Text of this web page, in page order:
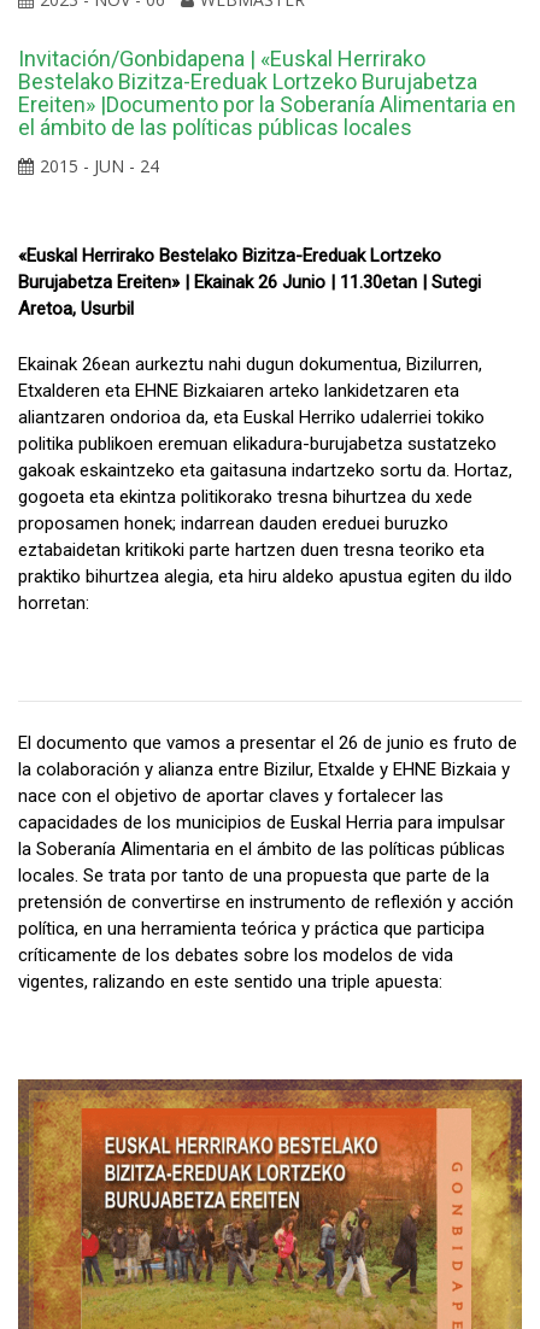
Invitación/Gonbidapena | «Euskal Herrirako
Bestelako Bizitza-Ereduak Lortzeko Burujabetza
Ereiten» |Documento por la Soberanía Alimentaria en
el ámbito de las políticas públicas locales
2015 - JUN - 24
«Euskal Herrirako Bestelako Bizitza-Ereduak Lortzeko
Burujabetza Ereiten» | Ekainak 26 Junio | 11.30etan | Sutegi
Aretoa, Usurbil
Ekainak 26ean aurkeztu nahi dugun dokumentua, Bizilurren,
Etxalderen eta EHNE Bizkaiaren arteko lankidetzaren eta
aliantzaren ondorioa da, eta Euskal Herriko udalerriei tokiko
politika publikoen eremuan elikadura-burujabetza sustatzeko
gakoak eskaintzeko eta gaitasuna indartzeko sortu da. Hortaz,
gogoeta eta ekintza politikorako tresna bihurtzea du xede
proposamen honek; indarrean dauden ereduei buruzko
eztabaidetan kritikoki parte hartzen duen tresna teoriko eta
praktiko bihurtzea alegia, eta hiru aldeko apustua egiten du ildo
horretan:
El documento que vamos a presentar el 26 de junio es fruto de
la colaboración y alianza entre Bizilur, Etxalde y EHNE Bizkaia y
nace con el objetivo de aportar claves y fortalecer las
capacidades de los municipios de Euskal Herria para impulsar
la Soberanía Alimentaria en el ámbito de las políticas públicas
locales. Se trata por tanto de una propuesta que parte de la
pretensión de convertirse en instrumento de reflexión y acción
política, en una herramienta teórica y práctica que participa
críticamente de los debates sobre los modelos de vida
vigentes, ralizando en este sentido una triple apuesta: